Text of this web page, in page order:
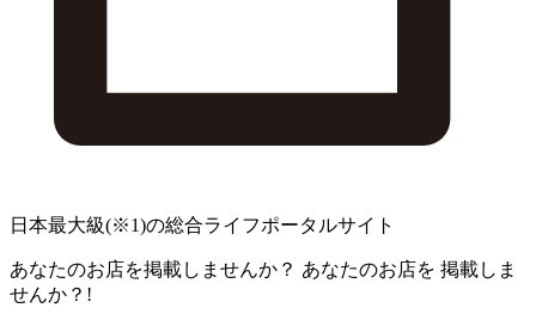
日本最大級(※1)の総合ライフポータルサイト
あなたのお店を掲載しませんか？ あなたのお店を 掲載しま
せんか？!